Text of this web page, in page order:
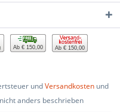
Ab € 150,00 Ab € 150,00
undVersandkostenund
anders beschrieben